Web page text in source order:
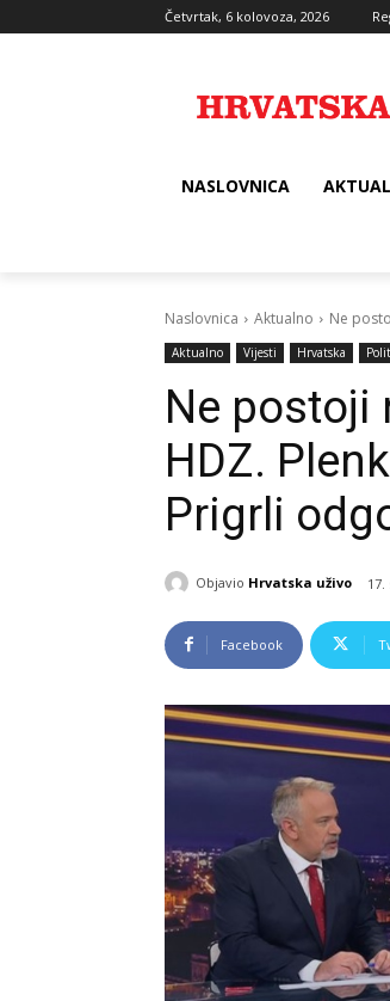
Četvrtak, 6 kolovoza, 2026
NASLOVNICA
Naslovnica Aktualno Ne
Aktualno Vijesti Hrvatska
Ne postoji
HDZ.
Prigrli
Objavio Hrvatska uživo 17.
Facebook